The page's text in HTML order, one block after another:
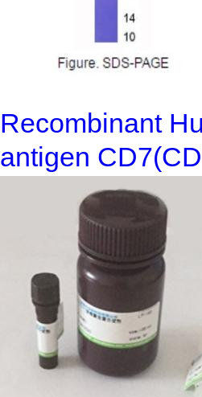
Recombinant
antigen